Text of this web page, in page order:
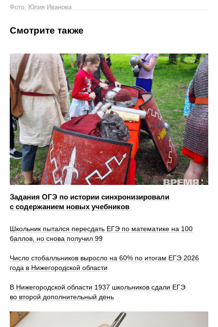
Фото: Юлия Иванова
Смотрите также
Задания ОГЭ по истории синхронизировали
с содержанием новых учебников
Школьник пытался пересдать ЕГЭ по математике на 100
баллов, но снова получил 99
Число стобалльников выросло на 60% по итогам ЕГЭ 2026
года в Нижегородской области
В Нижегородской области 1937 школьников сдали ЕГЭ
во второй дополнительный день